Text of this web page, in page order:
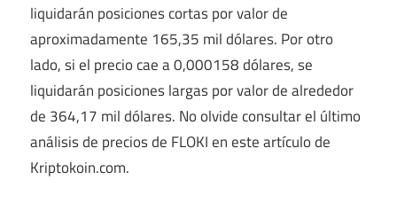
liquidarán posiciones cortas por valor de
aproximadamente 165,35 mil dólares. Por otro
lado, si el precio cae a 0,000158 dólares, se
liquidarán posiciones largas por valor de alrededor
de 364,17 mil dólares. No olvide consultar el último
análisis de precios de FLOKI en este artículo de
Kriptokoin.com.